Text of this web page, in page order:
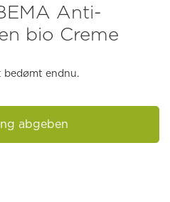
Anti-
bio Creme
bedømt endnu.
abgeben